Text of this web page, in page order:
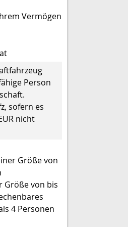
Vermögen
Person
sofern es
nicht
Größe von
Größe von bis
4 Personen